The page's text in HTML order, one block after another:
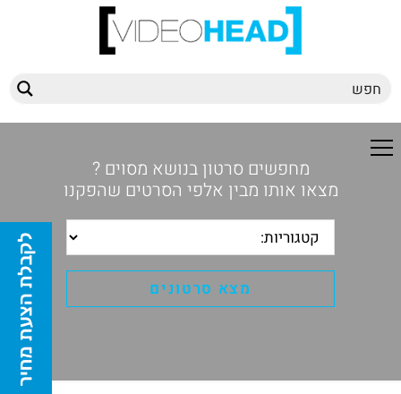
מחפשים סרטון בנושא מסוים ?
מצאו אותו מבין אלפי הסרטים שהפקנו